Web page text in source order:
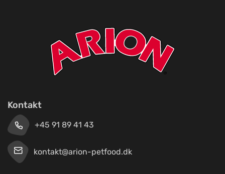
Kontakt
+45 91 89 41 43
kontakt@arion-petfood.dk